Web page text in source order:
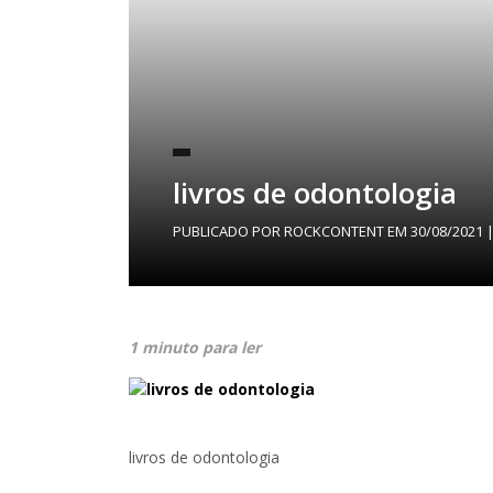
livros de odontologia
PUBLICADO PORROCKCONTENTEM 30/08/2021
1 minuto para ler
livros de odontologia